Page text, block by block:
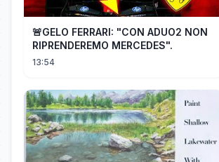
🚨GELO FERRARI: "CON ADUO2 NON
RIPRENDEREMO MERCEDES".
13:54